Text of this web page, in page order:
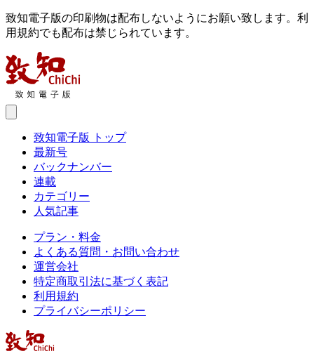
致知電子版の印刷物は配布しないようにお願い致します。利
用規約でも配布は禁じられています。
致知電子版 トップ
最新号
バックナンバー
連載
カテゴリー
人気記事
プラン・料金
よくある質問・お問い合わせ
運営会社
特定商取引法に基づく表記
利用規約
プライバシーポリシー